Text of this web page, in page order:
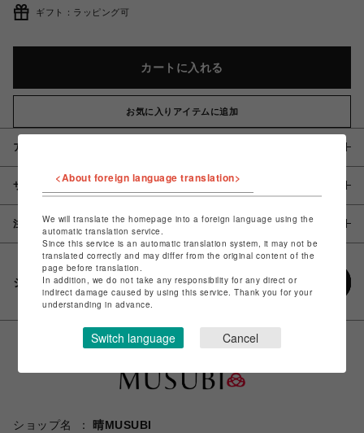
ギフト：ラッピング可
カートに入れる
お気に入りアイテムに追加
アイテム説明 / 素材
サイズ
注意事項
シェアする
ショップ名
晴MUSUBI
<About foreign language translation>
We will translate the homepage into a foreign language using the
automatic translation service.
Since this service is an automatic translation system, it may not be
translated correctly and may differ from the original content of the
page before translation.
In addition, we do not take any responsibility for any direct or
indirect damage caused by using this service. Thank you for your
understanding in advance.
Switch language Cancel